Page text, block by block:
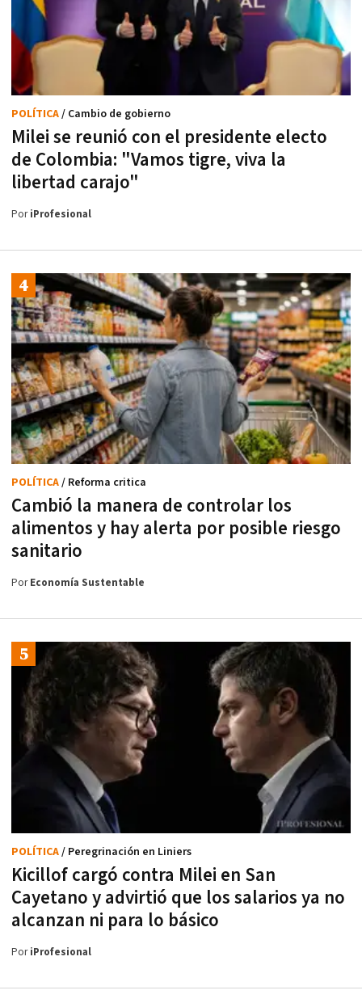
Milei se reunió con el presidente electo
de Colombia: "Vamos tigre, viva la
libertad carajo"
POLÍTICA/ Cambio de gobierno
PoriProfesional
Cambió la manera de controlar los
alimentos y hay alerta por posible riesgo
sanitario
POLÍTICA/ Reforma critica
PorEconomía Sustentable
Kicillof cargó contra Milei en San
Cayetano y advirtió que los salarios ya no
alcanzan ni para lo básico
POLÍTICA/ Peregrinación en Liniers
PoriProfesional